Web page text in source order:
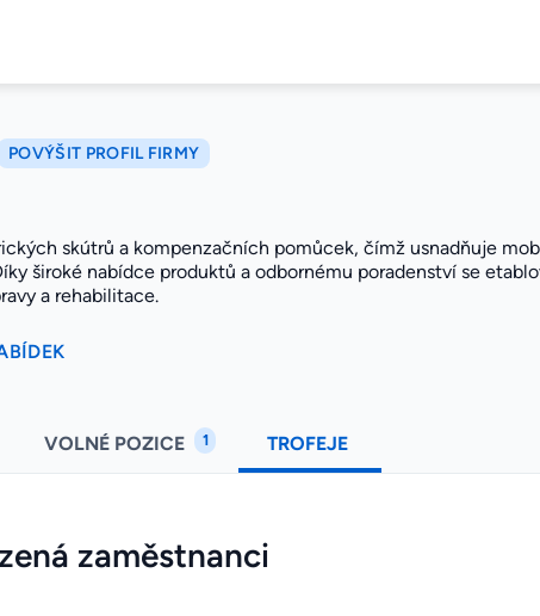
POVÝŠIT PROFIL FIRMY
skútrů a kompenzačních pomůcek, čímž usnadňuje
široké nabídce produktů a odbornému poradenství se
a rehabilitace.
VOLNÉ POZICE 1 TROFEJE
zaměstnanci